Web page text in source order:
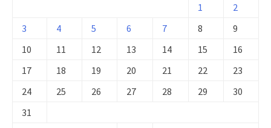
1
2
3
4 5 6 7 8
9
10
11 12 13 14 15
16
17
18 19 20 21 22
23
24
25 26 27 28 29
30
31